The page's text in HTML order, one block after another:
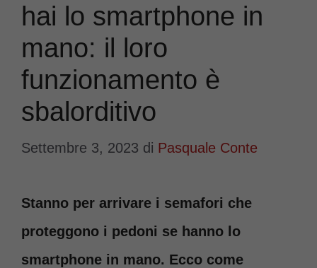
hai lo smartphone in
mano: il loro
funzionamento è
sbalorditivo
Settembre 3, 2023 di Pasquale Conte
Stanno per arrivare i semafori che
proteggono i pedoni se hanno lo
smartphone in mano. Ecco come